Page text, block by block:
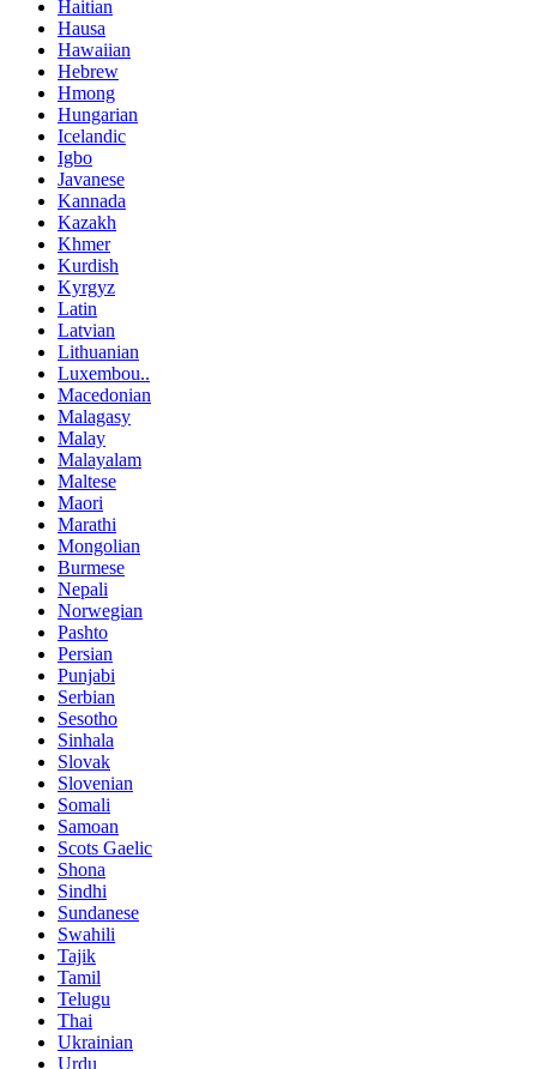
Haitian
Hausa
Hawaiian
Hebrew
Hmong
Hungarian
Icelandic
Igbo
Javanese
Kannada
Kazakh
Khmer
Kurdish
Kyrgyz
Latin
Latvian
Lithuanian
Luxembou..
Macedonian
Malagasy
Malay
Malayalam
Maltese
Maori
Marathi
Mongolian
Burmese
Nepali
Norwegian
Pashto
Persian
Punjabi
Serbian
Sesotho
Sinhala
Slovak
Slovenian
Somali
Samoan
Scots Gaelic
Shona
Sindhi
Sundanese
Swahili
Tajik
Tamil
Telugu
Thai
Ukrainian
Urdu